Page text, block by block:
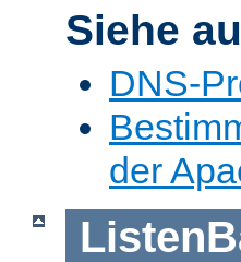
Siehe
DNS-
der